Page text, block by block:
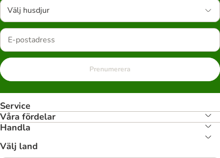
Välj husdjur
Prenumerera
Service
Våra fördelar
Handla
Välj land